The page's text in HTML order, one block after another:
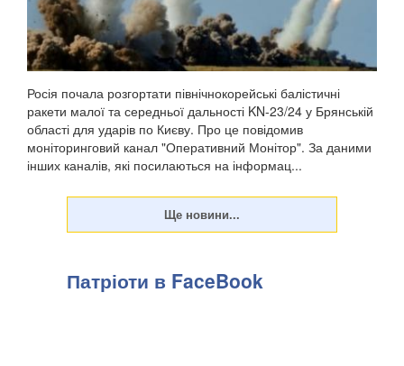
Росія почала розгортати північнокорейські балістичні
ракети малої та середньої дальності KN-23/24 у Брянській
області для ударів по Києву. Про це повідомив
моніторинговий канал "Оперативний Монітор". За даними
інших каналів, які посилаються на інформац...
Патріоти в FaceBook